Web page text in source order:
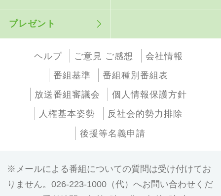
プレゼント
ヘルプ ご意見 ご感想
会社情報
番組基準
番組種別番組表
放送番組審議会
個人情報保護方針
人権基本姿勢
反社会的勢力排除
後援等名義申請
メールによる番組についての質問は受け付けてお
りません。026-223-1000（代）へお問い合わせくだ